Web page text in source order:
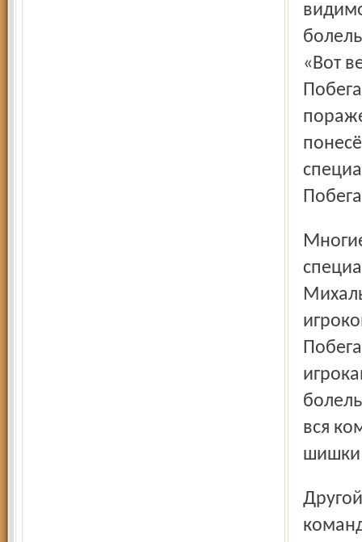
«Вот
Многие поклонники Побегалова считают, что команда
вся
шишки
Другой вопрос: можно ли было наладить погоду в